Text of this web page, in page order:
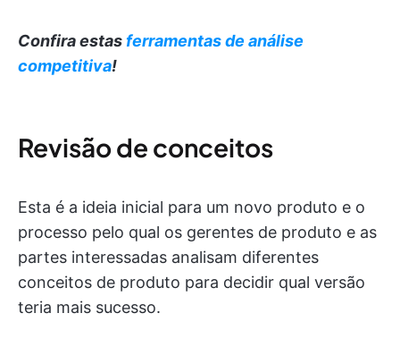
Confira estasferramentas de análise
competitiva!
Revisão de conceitos
Esta é a ideia inicial para um novo produto e o
processo pelo qual os gerentes de produto e as
partes interessadas analisam diferentes
conceitos de produto para decidir qual versão
teria mais sucesso.